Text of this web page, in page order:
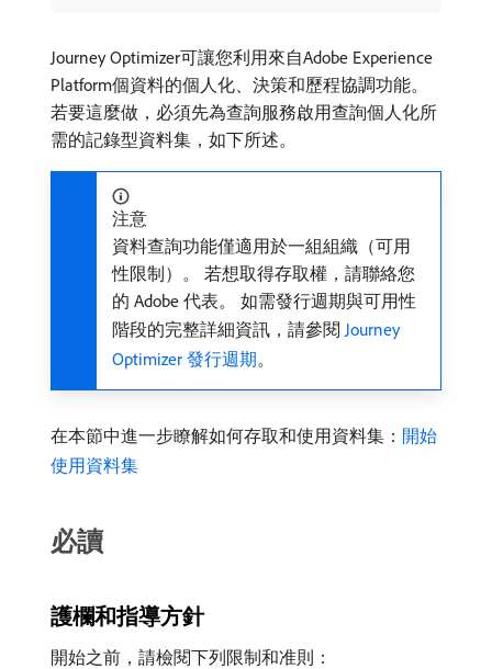
Journey Optimizer可讓您利用來自Adobe Experience
Platform個資料的個人化、決策和歷程協調功能。
若要這麼做，必須先為查詢服務啟用查詢個人化所
需的記錄型資料集，如下所述。
注意
資料查詢功能僅適用於一組組織（可用
性限制）。 若想取得存取權，請聯絡您
的 Adobe 代表。 如需發行週期與可用性
階段的完整詳細資訊，請參閱 Journey
Optimizer 發行週期。
在本節中進一步瞭解如何存取和使用資料集： 開始
使用資料集
必讀
護欄和指導方針
開始之前，請檢閱下列限制和准則：